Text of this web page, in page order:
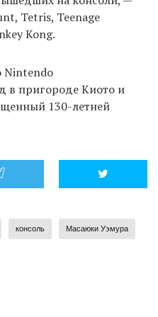
Tetris, Teenage
Kong.
Nintendo
в пригороде Киото и
130-летней
консоль Масаюки Уэмура